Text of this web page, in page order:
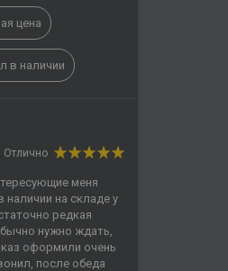
цена
в наличии
Отлично
меня
на складе у
редкая
нужно ждать,
оформили очень
после обеда